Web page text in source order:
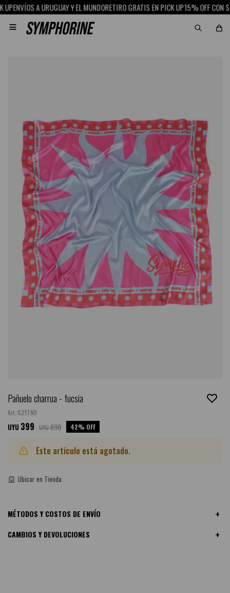
ENVÍOS A URUGUAY Y EL MUNDORETIRO GRATIS EN PICK UP15% OFF CON

Pañuelo charrua - fucsia
S21TN8
UYU 399 UYU690 42
Este artículo está agotado.
Ubicar en Tienda
MÉTODOS Y COSTOS DE ENVÍO
CAMBIOS Y DEVOLUCIONES